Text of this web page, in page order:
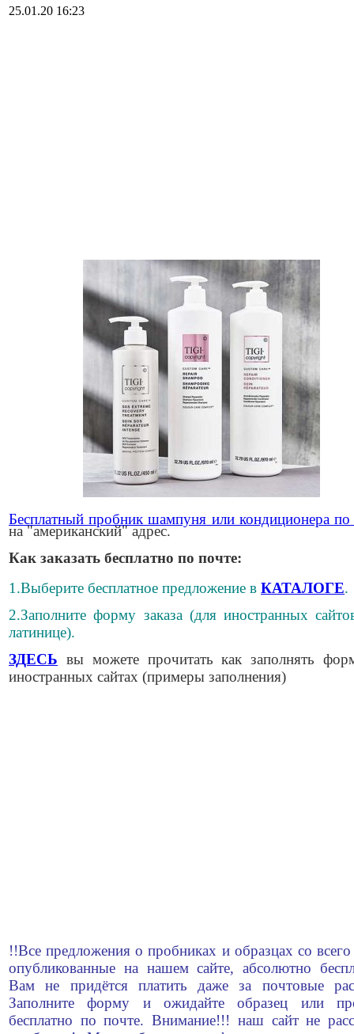
25.01.20 16:23
Бесплатный пробник шампуня или кондиционера по
на "американский" адрес.
Как заказать бесплатно по почте:
1.Выберите бесплатное предложение в КАТАЛОГЕ.
2.Заполните форму заказа (для иностранных
латинице).
ЗДЕСЬ вы можете прочитать как заполнять
иностранных сайтах (примеры заполнения)
!!Все предложения о пробниках и образцах со
опубликованные на нашем сайте, абсолютно
Вам не придётся платить даже за почтовые
Заполните форму и ожидайте образец или
бесплатно по почте. Внимание!!! наш сайт не